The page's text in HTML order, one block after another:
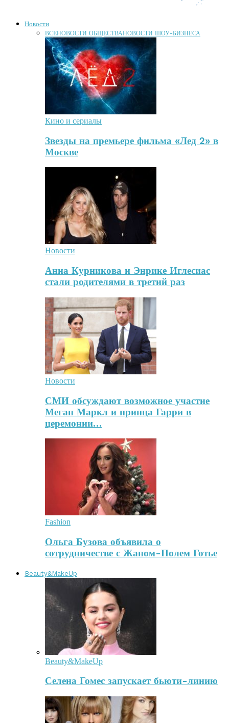
Новости
ВСЕНОВОСТИ ОБЩЕСТВАНОВОСТИ ШОУ-БИЗНЕСА
Кино и сериалы
Звезды на премьере фильма «Лед 2» в
Москве
Новости
Анна Курникова и Энрике Иглесиас
стали родителями в третий раз
Новости
СМИ обсуждают возможное участие
Меган Маркл и принца Гарри в
церемонии…
Fashion
Ольга Бузова объявила о
сотрудничестве с Жаном-Полем Готье
Beauty&MakeUp
Beauty&MakeUp
Селена Гомес запускает бьюти-линию